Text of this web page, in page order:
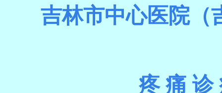
吉林市中心医院（
疼 痛 诊